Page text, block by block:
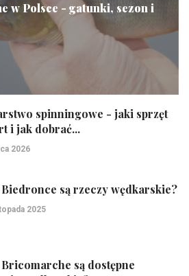
w Polsce - gatunki, sezon i
spinningowe - jaki sprzęt
i jak dobrać...
2026
Biedronce są rzeczy wędkarskie?
2025
Bricomarche są dostępne